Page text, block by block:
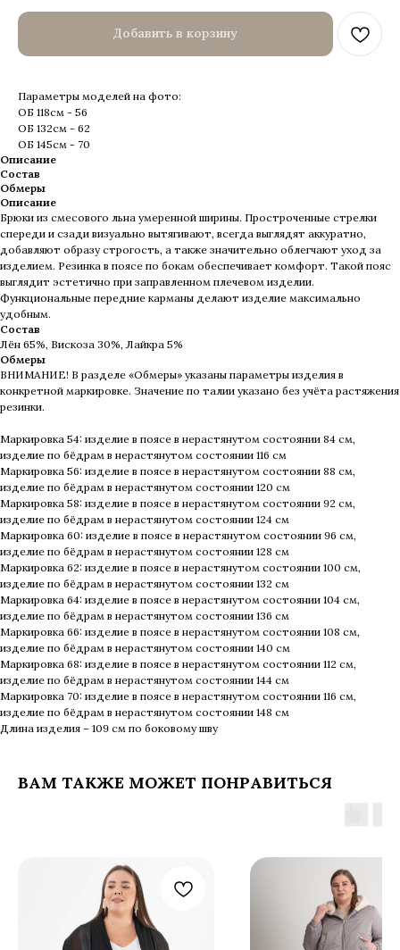
Добавить в корзину
Параметры моделей на фото:
ОБ 118см - 56
ОБ 132см - 62
ОБ 145см - 70
Описание
Состав
Обмеры
Описание
Брюки из смесового льна умеренной ширины. Простроченные стрелки
спереди и сзади визуально вытягивают, всегда выглядят аккуратно,
добавляют образу строгость, а также значительно облегчают уход за
изделием. Резинка в поясе по бокам обеспечивает комфорт. Такой пояс
выглядит эстетично при заправленном плечевом изделии.
Функциональные передние карманы делают изделие максимально
удобным.
Состав
Лён 65%, Вискоза 30%, Лайкра 5%
Обмеры
ВНИМАНИЕ! В разделе «Обмеры» указаны параметры изделия в
конкретной маркировке. Значение по талии указано без учёта растяжения
резинки.
Маркировка 54: изделие в поясе в нерастянутом состоянии 84 см,
изделие по бёдрам в нерастянутом состоянии 116 см
Маркировка 56: изделие в поясе в нерастянутом состоянии 88 см,
изделие по бёдрам в нерастянутом состоянии 120 см
Маркировка 58: изделие в поясе в нерастянутом состоянии 92 см,
изделие по бёдрам в нерастянутом состоянии 124 см
Маркировка 60: изделие в поясе в нерастянутом состоянии 96 см,
изделие по бёдрам в нерастянутом состоянии 128 см
Маркировка 62: изделие в поясе в нерастянутом состоянии 100 см,
изделие по бёдрам в нерастянутом состоянии 132 см
Маркировка 64: изделие в поясе в нерастянутом состоянии 104 см,
изделие по бёдрам в нерастянутом состоянии 136 см
Маркировка 66: изделие в поясе в нерастянутом состоянии 108 см,
изделие по бёдрам в нерастянутом состоянии 140 см
Маркировка 68: изделие в поясе в нерастянутом состоянии 112 см,
изделие по бёдрам в нерастянутом состоянии 144 см
Маркировка 70: изделие в поясе в нерастянутом состоянии 116 см,
изделие по бёдрам в нерастянутом состоянии 148 см
Длина изделия – 109 см по боковому шву
ВАМ ТАКЖЕ МОЖЕТ ПОНРАВИТЬСЯ